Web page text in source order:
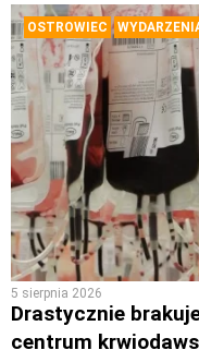
OSTROWIEC
5 sierpnia 2026
Drastycznie
centrum